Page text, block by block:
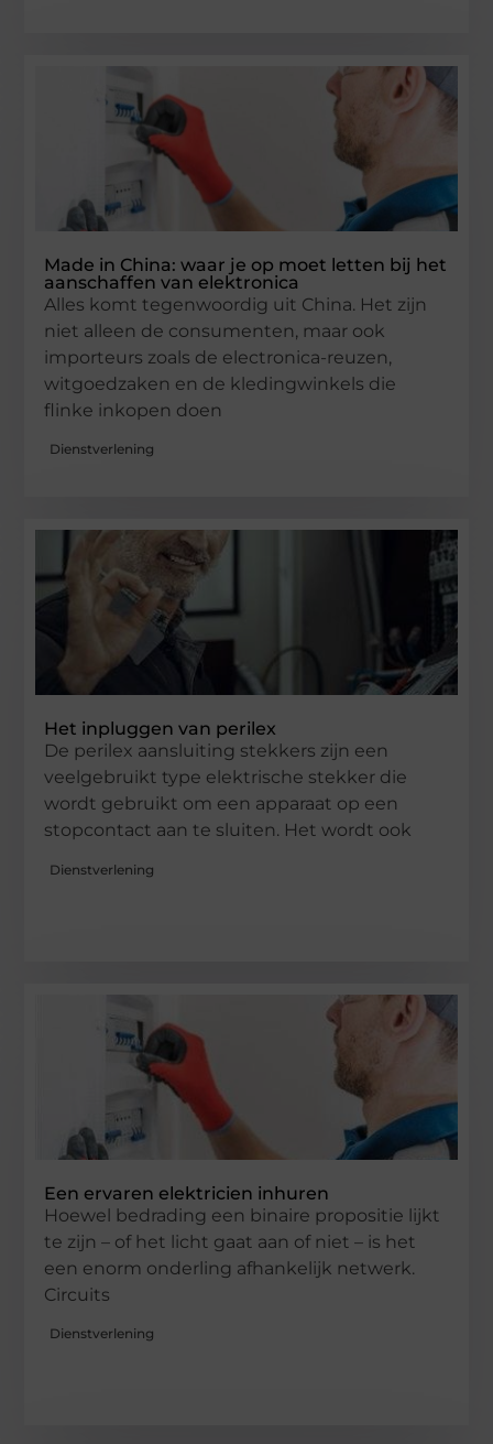
Made in China: waar je op moet letten bij het
aanschaffen van elektronica
Alles komt tegenwoordig uit China. Het zijn
niet alleen de consumenten, maar ook
importeurs zoals de electronica-reuzen,
witgoedzaken en de kledingwinkels die
flinke inkopen doen
Dienstverlening
Het inpluggen van perilex
De perilex aansluiting stekkers zijn een
veelgebruikt type elektrische stekker die
wordt gebruikt om een ​​apparaat op een
stopcontact aan te sluiten. Het wordt ook
Dienstverlening
Een ervaren elektricien inhuren
Hoewel bedrading een binaire propositie lijkt
te zijn – of het licht gaat aan of niet – is het
een enorm onderling afhankelijk netwerk.
Circuits
Dienstverlening